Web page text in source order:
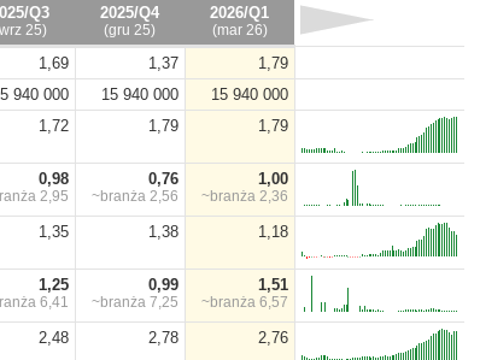
Q3
25)
2025/Q4
(gru 25)
2026/Q1
(mar 26)
1,69 1,37
1,79
940 000 15 940 000
15 940 000
1,72 1,79 1,79
0,98
2,95
0,76
~branża 2,56
1,00
~branża 2,36
1,35 1,38 1,18
1,25
6,41
0,99
~branża 7,25
1,51
~branża 6,57
2,48 2,78 2,76